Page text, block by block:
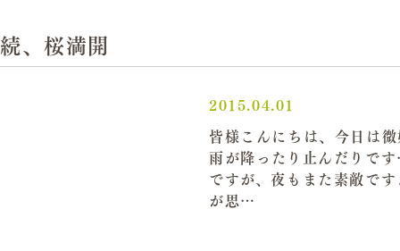
続、桜満開
2015.04.01
皆様こんにちは、今日
雨が降ったり止んだり
ですが、夜もまた素
が思…